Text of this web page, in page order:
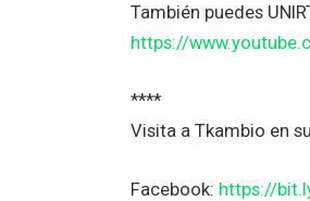
También puedes
https://
****
Visita a Tkambio en
Facebook: https://